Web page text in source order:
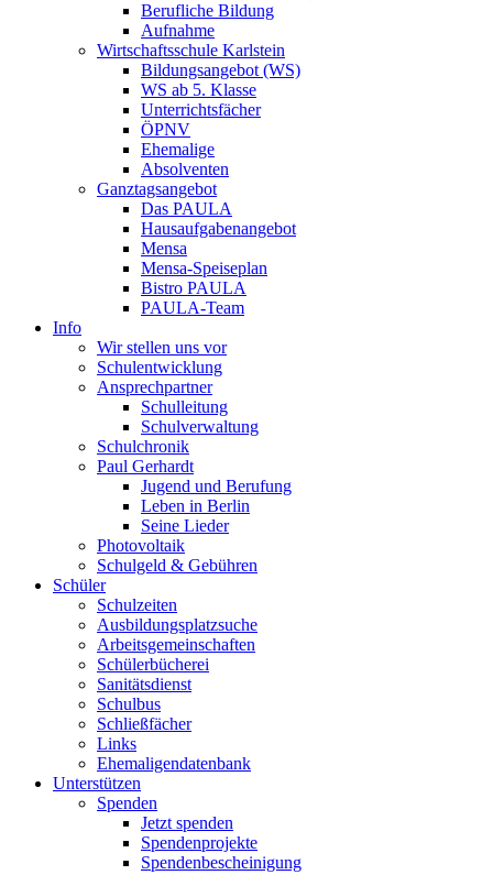
Berufliche Bildung
Aufnahme
Wirtschaftsschule Karlstein
Bildungsangebot (WS)
WS ab 5. Klasse
Unterrichtsfächer
ÖPNV
Ehemalige
Absolventen
Ganztagsangebot
Das PAULA
Hausaufgabenangebot
Mensa
Mensa-Speiseplan
Bistro PAULA
PAULA-Team
Info
Wir stellen uns vor
Schulentwicklung
Ansprechpartner
Schulleitung
Schulverwaltung
Schulchronik
Paul Gerhardt
Jugend und Berufung
Leben in Berlin
Seine Lieder
Photovoltaik
Schulgeld & Gebühren
Schüler
Schulzeiten
Ausbildungsplatzsuche
Arbeitsgemeinschaften
Schülerbücherei
Sanitätsdienst
Schulbus
Schließfächer
Links
Ehemaligendatenbank
Unterstützen
Spenden
Jetzt spenden
Spendenprojekte
Spendenbescheinigung